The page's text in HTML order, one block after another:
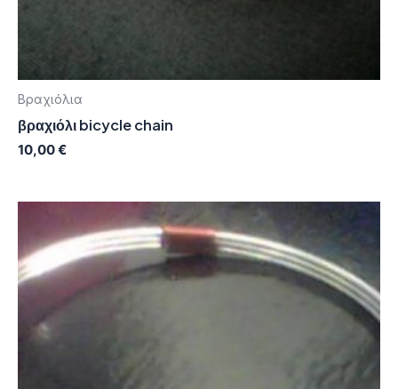
Βραχιόλια
βραχιόλι bicycle chain
10,00€